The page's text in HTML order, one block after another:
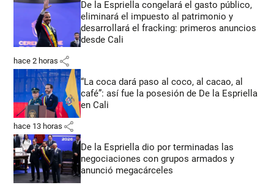
De la Espriella congelará el gasto público,
eliminará el impuesto al patrimonio y
desarrollará el fracking: primeros anuncios
desde Cali
hace 2 horas share
“La coca dará paso al coco, al cacao, al
café”: así fue la posesión de De la Espriella
en Cali
hace 13 horas share
De la Espriella dio por terminadas las
negociaciones con grupos armados y
anunció megacárceles